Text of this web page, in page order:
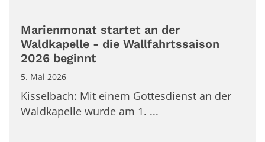
Marienmonat startet an der
Waldkapelle - die Wallfahrtssaison
2026 beginnt
5. Mai 2026
Kisselbach: Mit einem Gottesdienst an der
Waldkapelle wurde am 1. ...